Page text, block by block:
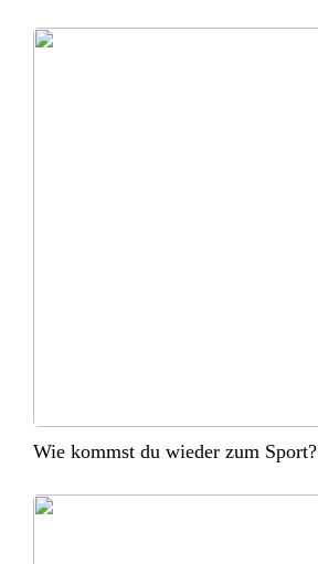
Wie kommst du wieder zum Sport?